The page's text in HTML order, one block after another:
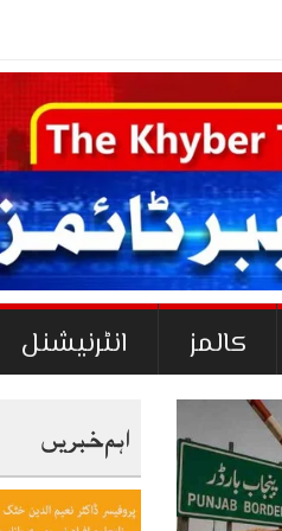
کالمز انٹرنیشنل
اہم خبریں